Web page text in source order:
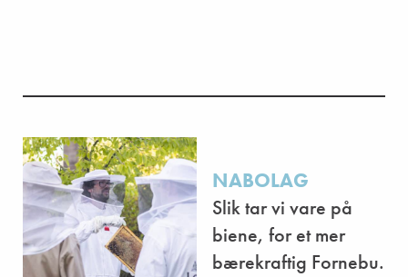
NABOLAG
Slik tar vi vare på
biene, for et mer
bærekraftig Fornebu.